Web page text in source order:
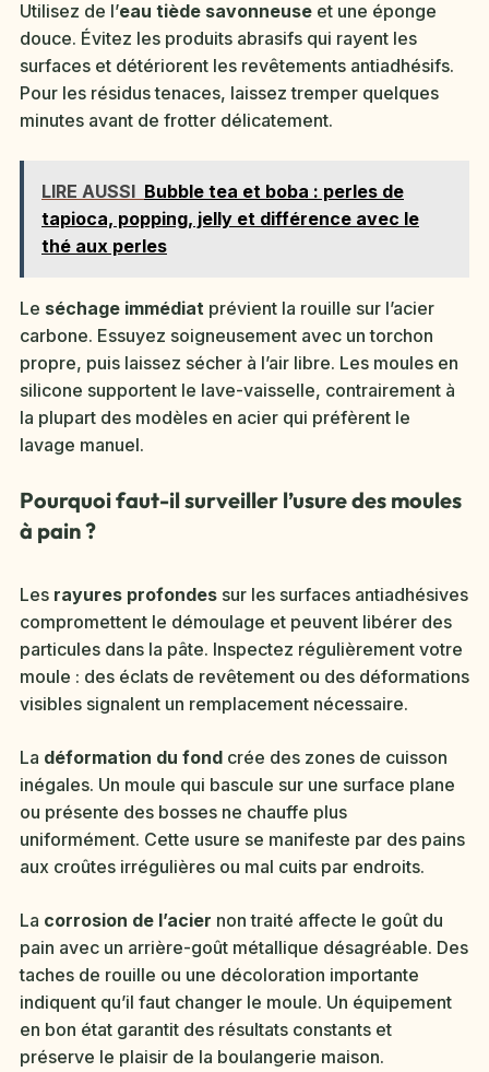
Utilisez de l’eau tiède savonneuse et une éponge
douce. Évitez les produits abrasifs qui rayent les
surfaces et détériorent les revêtements antiadhésifs.
Pour les résidus tenaces, laissez tremper quelques
minutes avant de frotter délicatement.
LIRE AUSSI Bubble tea et boba : perles de
tapioca, popping, jelly et différence avec le
thé aux perles
Le séchage immédiat prévient la rouille sur l’acier
carbone. Essuyez soigneusement avec un torchon
propre, puis laissez sécher à l’air libre. Les moules en
silicone supportent le lave-vaisselle, contrairement à
la plupart des modèles en acier qui préfèrent le
lavage manuel.
Pourquoi faut-il surveiller l’usure des moules
à pain ?
Les rayures profondes sur les surfaces antiadhésives
compromettent le démoulage et peuvent libérer des
particules dans la pâte. Inspectez régulièrement votre
moule : des éclats de revêtement ou des déformations
visibles signalent un remplacement nécessaire.
La déformation du fond crée des zones de cuisson
inégales. Un moule qui bascule sur une surface plane
ou présente des bosses ne chauffe plus
uniformément. Cette usure se manifeste par des pains
aux croûtes irrégulières ou mal cuits par endroits.
La corrosion de l’acier non traité affecte le goût du
pain avec un arrière-goût métallique désagréable. Des
taches de rouille ou une décoloration importante
indiquent qu’il faut changer le moule. Un équipement
en bon état garantit des résultats constants et
préserve le plaisir de la boulangerie maison.